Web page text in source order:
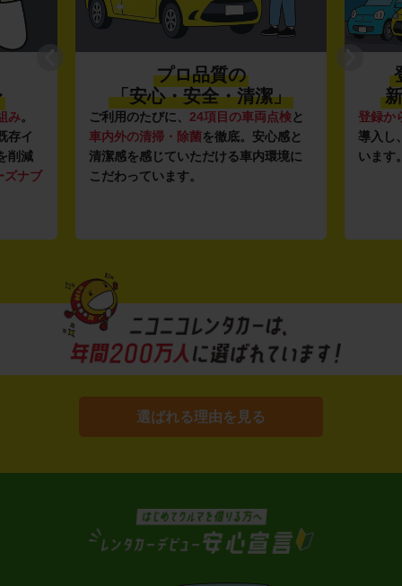
み。
存イ
削減
ズナブ
プロ品質の
「安心・安全・清潔」
ご利用のたびに、 24項目の車両点検と
車内外の清掃・除菌を徹底。安心感と
清潔感を感じていただける車内環境に
こだわっています。
登録か
導入し
います
選ばれる理由を見る